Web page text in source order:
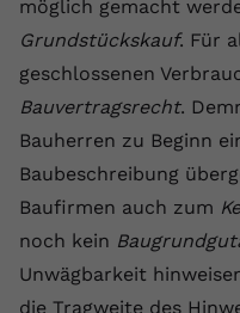
möglich gemacht
Grundstückskauf. Für
geschlossenen
Bauvertragsrecht.
Bauherren zu Beginn
Baubeschreibung
Baufirmen auch zum
noch kein
Unwägbarkeit
die Tragweite des
Anbieter VPB.de
Zweck
Dieses
Zweck
indem
setzt.
Name
Laufzeit 2 Jahre